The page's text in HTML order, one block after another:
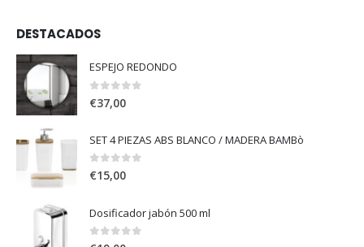
DESTACADOS
ESPEJO REDONDO
0out of 5
€37,00
SET 4 PIEZAS ABS BLANCO / MADERA BAMBò
0 out of 5
€15,00
Dosificador jabón 500 ml
0 out of 5